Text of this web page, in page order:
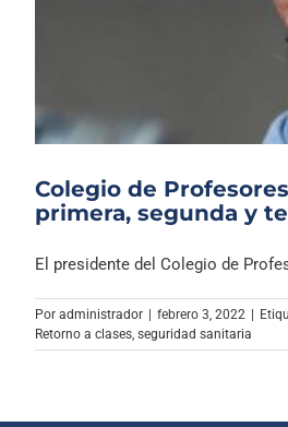
Colegio de
primera, segunda y
El presidente del Colegio de
Por administrador febrero 3, 2022
Retorno a clases, seguridad sanitaria